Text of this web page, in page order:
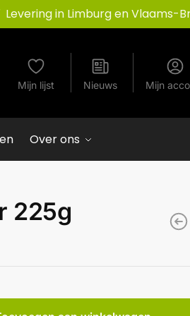
Levering in Limburg en Vlaams-
Mijn lijst Nieuws Mijn
Over ons
225g